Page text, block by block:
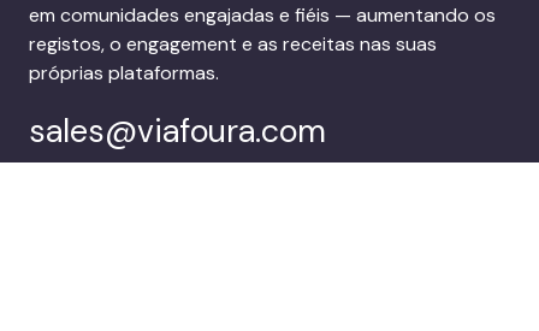
em comunidades engajadas e fiéis — aumentando os
registos, o engagement e as receitas nas suas
próprias plataformas.
sales@viafoura.com